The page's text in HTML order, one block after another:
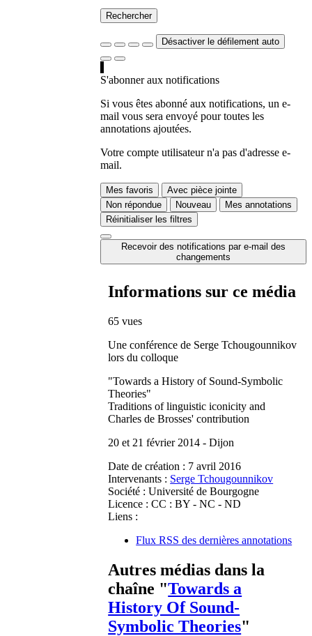
Rechercher
Désactiver le défilement auto
S'abonner aux notifications
Si vous êtes abonné aux notifications, un e-
mail vous sera envoyé pour toutes les
annotations ajoutées.
Votre compte utilisateur n'a pas d'adresse e-
mail.
Mes favoris
Avec pièce jointe
Non répondue
Nouveau
Mes annotations
Réinitialiser les filtres
Recevoir des notifications par e-mail des
changements
Informations sur ce média
65 vues
Une conférence de Serge Tchougounnikov
lors du colloque
"Towards a History of Sound-Symbolic
Theories"
Traditions of linguistic iconicity and
Charles de Brosses' contribution
20 et 21 février 2014 - Dijon
Date de création : 7 avril 2016
Intervenants : Serge Tchougounnikov
Société : Université de Bourgogne
Licence : CC : BY - NC - ND
Liens :
Flux RSS des dernières annotations
Autres médias dans la
chaîne "Towards a
History Of Sound-
Symbolic Theories"